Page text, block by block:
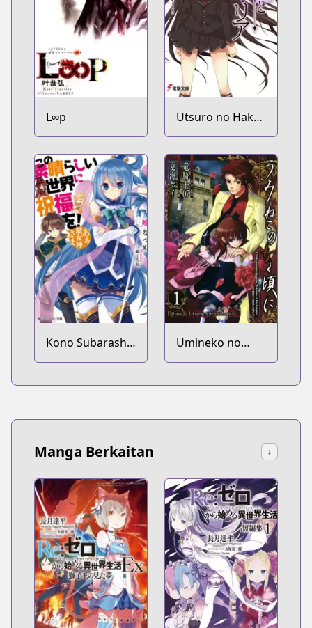
L∞p
Utsuro no Hako
to Zero no Maria
Kono Subarashii
Sekai ni
Umineko no
Naku Koro ni -
Manga Berkaitan ↓